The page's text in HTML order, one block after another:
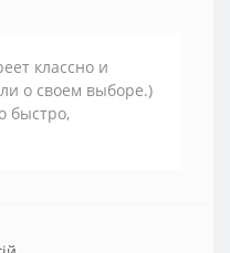
классно и
о своем выборе.)
быстро,